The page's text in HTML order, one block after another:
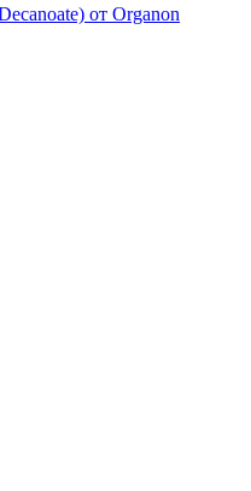
от Organon